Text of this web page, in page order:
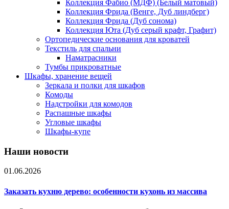
Коллекция Фабио (МДФ) (Белый матовый)
Коллекция Фрида (Венге, Дуб линдберг)
Коллекция Фрида (Дуб сонома)
Коллекция Юта (Дуб серый крафт, Графит)
Ортопедические основания для кроватей
Текстиль для спальни
Наматрасники
Тумбы прикроватные
Шкафы, хранение вещей
Зеркала и полки для шкафов
Комоды
Надстройки для комодов
Распашные шкафы
Угловые шкафы
Шкафы-купе
Наши новости
01.06.2026
Заказать кухню дерево: особенности кухонь из массива